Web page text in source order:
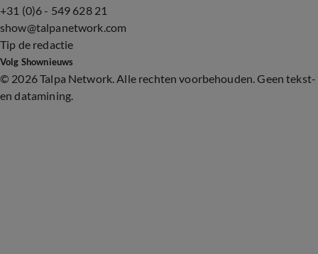
+31 (0)6 - 549 628 21
show@talpanetwork.com
Tip de redactie
Volg Shownieuws
© 2026 Talpa Network. Alle rechten voorbehouden. Geen tekst-
en datamining.